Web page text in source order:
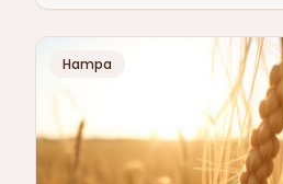
Hampa